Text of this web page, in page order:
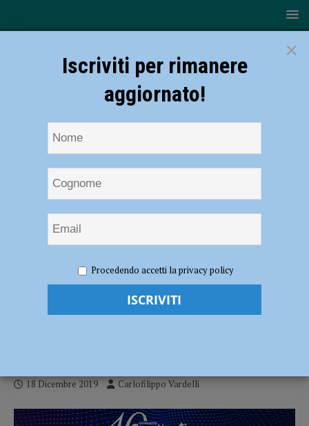
A, le ragazze del Monticelli C.M.V. si regalano un Natale da “regine”
Volley D femminile girone A, le ragazze
18 Dicembre 2019 Carlofilippo Vardelli
×
Iscriviti per rimanere
aggiornato!
Procedendo accetti la privacy policy